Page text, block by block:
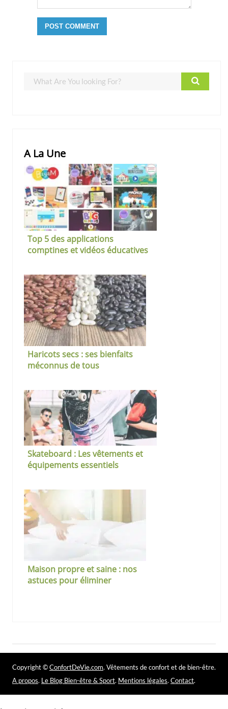
A La Une
Top 5 des applications
comptines et vidéos éducatives
Haricots secs : ses bienfaits
méconnus de tous
Skateboard : Les vêtements et
équipements essentiels
Maison propre et saine : nos
astuces pour éliminer
Copyright ©ConfortDeVie.com. Vêtements de confort et de bien-être.
A propos. Le Blog Bien-être & Sport. Mentions légales. Contact.